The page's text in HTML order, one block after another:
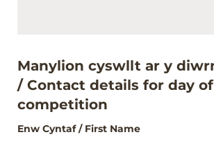
Manylion cyswllt ar y
/ Contact details for day of
competition
Enw Cyntaf /​ First Name